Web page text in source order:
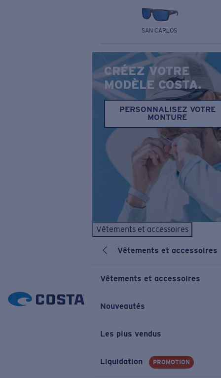
SAN CARLOS
CRÉEZ VOTRE
MODÈLE COSTA.
PERSONNALISEZ VOTRE
MONTURE
Vêtements et accessoires
Vêtements et accessoires
Vêtements et accessoires
Nouveautés
Les plus vendus
Liquidation PROMOTION